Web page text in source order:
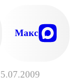
Макс